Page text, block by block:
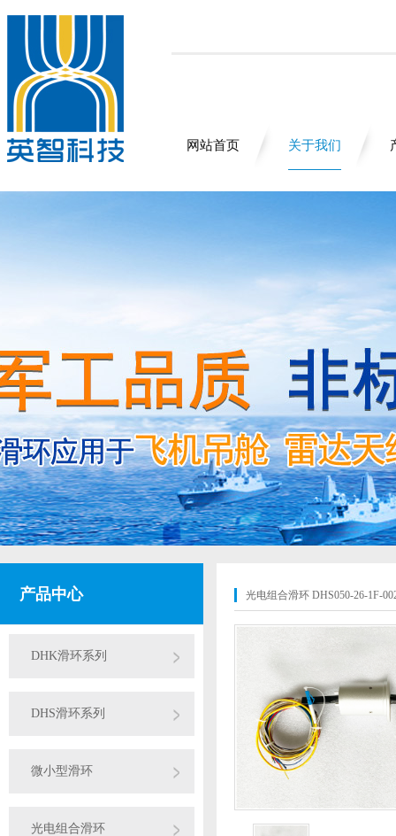
网站首页 关于我们
产品中心
DHK滑环系列
DHS滑环系列
微小型滑环
光电组合滑环
光电组合滑环 DHS050-26-1F-